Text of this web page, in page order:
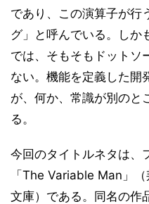
であり、この演算子が行
グ」と呼んでいる。しか
では、そもそもドットソ
ない。機能を定義した開
が、何か、常識が別のと
る。
今回のタイトルネタは、
「The Variable Man」
文庫）である。同名の作